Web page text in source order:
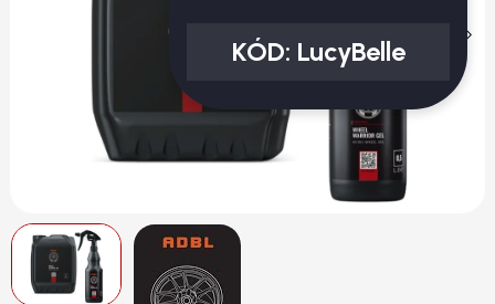
KÓD: LucyBelle